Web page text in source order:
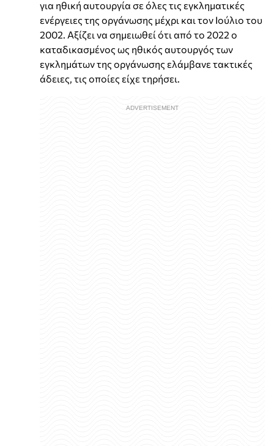
για ηθική αυτουργία σε όλες τις εγκληματικές
ενέργειες της οργάνωσης μέχρι και τον Ιούλιο του
2002. Αξίζει να σημειωθεί ότι από το 2022 ο
καταδικασμένος ως ηθικός αυτουργός των
εγκλημάτων της οργάνωσης ελάμβανε τακτικές
άδειες, τις οποίες είχε τηρήσει.